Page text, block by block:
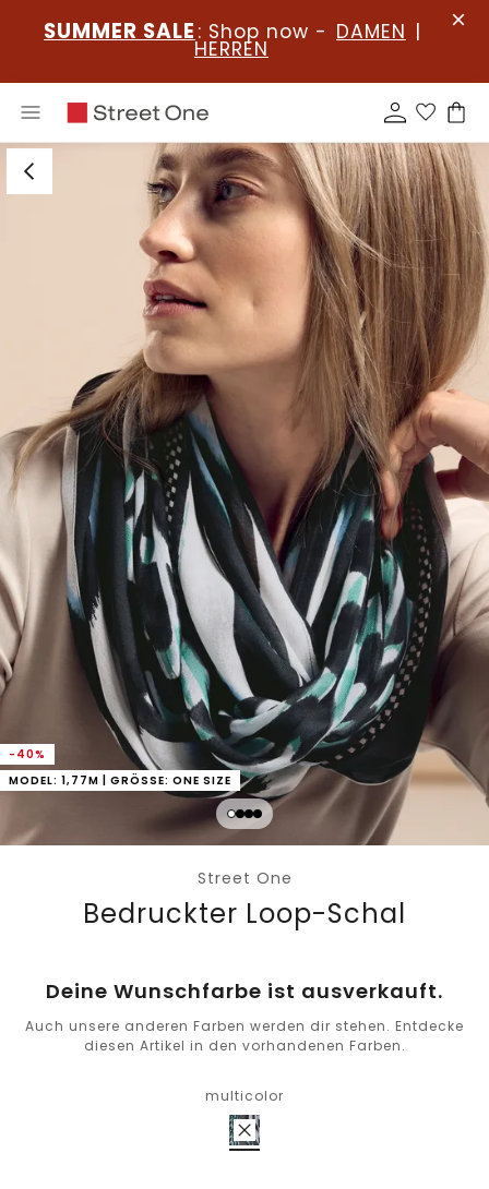
SUMMER SALE : Shop now - DAMEN |
HERREN
-40%
MODEL: 1,77M | GRÖSSE: ONE SIZE
Street One
Bedruckter Loop-Schal
Deine Wunschfarbe ist ausverkauft.
Auch unsere anderen Farben werden dir stehen. Entdecke
diesen Artikel in den vorhandenen Farben.
multicolor